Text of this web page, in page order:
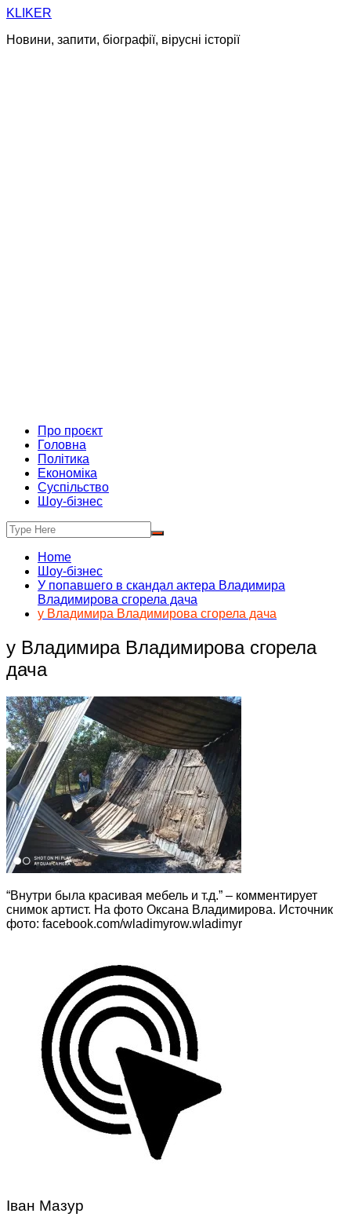
Skip
content
KLIKER
Новини, запити, біографії, вірусні історії
Про проєкт
Головна
Політика
Економіка
Суспільство
Шоу-бізнес
Home
Шоу-бізнес
У попавшего в скандал актера Владимира
Владимирова сгорела дача
у Владимира Владимирова сгорела дача
у Владимира Владимирова сгорела
дача
“Внутри была красивая мебель и т.д.” – комментирует
снимок артист. На фото Оксана Владимирова. Источник
фото: facebook.com/wladimyrow.wladimyr
Іван Мазур